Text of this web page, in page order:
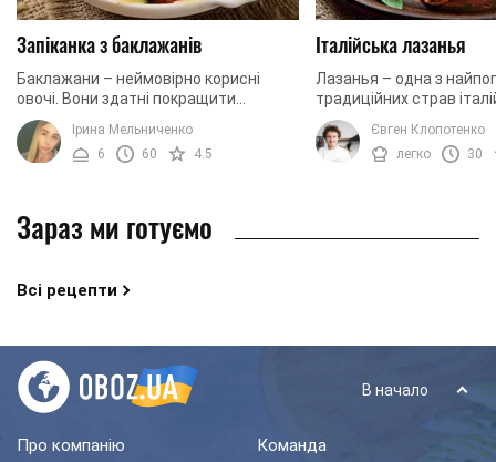
Запіканка з баклажанів
Баклажани – неймовірно корисні
овочі. Вони здатні покращити
пам'ять, а також служать
прекрасним антиоксидантом. Крім
того, вживання баклажанів ...
Ірина Мельниченко
6
60 4.5
Італійська лазанья
Лазанья – одна з
традиційних страв
її основі соковитий
багато сиру і ніжне
Євген Клопотенко
легко
30
Зараз ми готуємо
Всі рецепти
В начало
Про компанію Команда